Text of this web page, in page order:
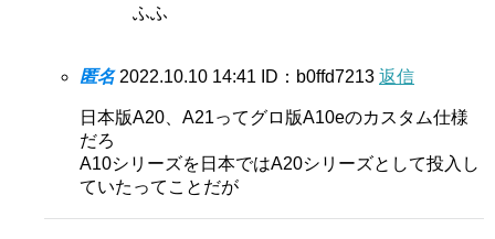
ふふ
匿名 2022.10.10 14:41 ID：b0ffd7213 返信
日本版A20、A21ってグロ版A10eのカスタム仕様
だろ
A10シリーズを日本ではA20シリーズとして投入し
ていたってことだが